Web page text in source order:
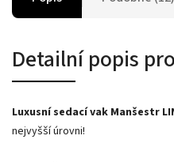
Detailní popis
Luxusní sedací vak Manšestr
nejvyšší úrovni!